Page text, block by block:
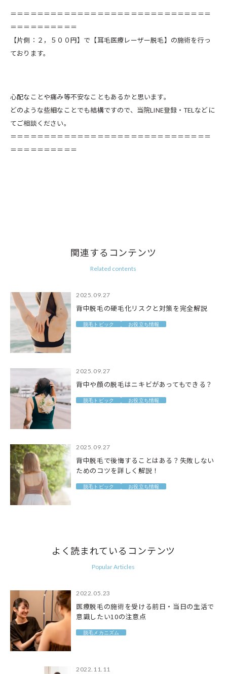
＝＝＝＝＝＝＝＝＝＝＝＝＝＝＝＝＝＝＝＝＝＝＝＝＝＝＝＝＝＝
＝＝＝＝＝＝＝＝＝＝
【片側：２，５００円】で【耳毛医療レーザー脱毛】の施術を行っ
ております。
心配なことや痛み等不安なこともあるかと思います。
どのような些細なことでも結構ですので、当院LINE登録・TELなどに
てご相談ください。
＝＝＝＝＝＝＝＝＝＝＝＝＝＝＝＝＝＝＝＝＝＝＝＝＝＝＝＝＝＝
＝＝＝＝＝＝＝＝＝＝
関連するコンテンツ
Related contents
2025.09.27
背中脱毛の硬毛化リスクと対策を完全解説
脱毛トピック お役立ち情報
2025.09.27
背中や顔の脱毛はニキビがあってもできる？
脱毛トピック お役立ち情報
2025.09.27
背中脱毛で後悔することはある？失敗しない
ためのコツを詳しく解説！
脱毛トピック お役立ち情報
よく読まれているコンテンツ
Popular Articles
2022.05.23
医療脱毛の施術を受ける前日・当日の生活で
意識したい10の注意点
脱毛メカニズム
2022.11.11